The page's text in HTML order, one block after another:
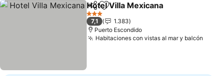
CompartirAñadir a favoritos
Hotel Villa Mexicana
3 Estrellas
7,1
1.383
Puerto Escondido
Habitaciones con vistas al mar y balcón